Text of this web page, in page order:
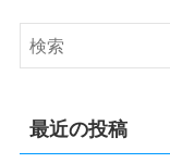
最近の投稿